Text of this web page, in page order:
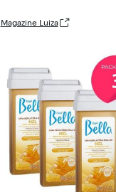
Magazine Luiza